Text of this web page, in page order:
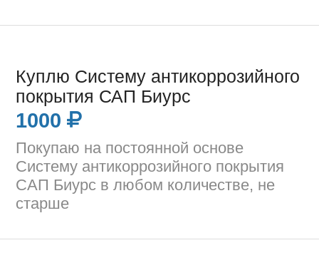
Куплю Систему антикоррозийного
покрытия САП Биурс
1000
Покупаю на постоянной основе
Систему антикоррозийного покрытия
САП Биурс в любом количестве, не
старше